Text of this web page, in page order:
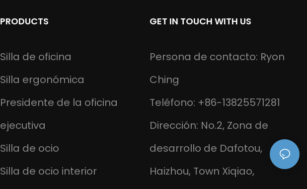
PRODUCTS
Silla de oficina
Silla ergonómica
Presidente de la oficina
ejecutiva
Silla de ocio
Silla de ocio interior
GET IN TOUCH WITH US
Persona de contacto: Ryon
Ching
Teléfono: +86-13825571281
Dirección: No.2, Zona de
desarrollo de Dafotou,
Haizhou, Town Xiqiao,